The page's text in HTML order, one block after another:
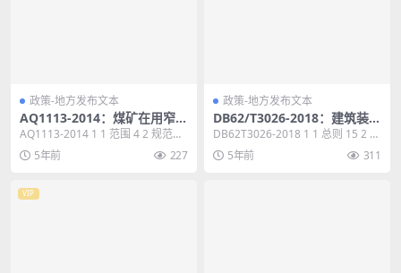
政策-地方发布文本
AQ1113-2014：煤矿在用窄轨
车辆连接插销检验规范
AQ1113-2014 1 1 范围 4 2 规范性
引用文件 4 3 术语和定义...
5年前 227
政策-地方发布文本
DB62/T3026-2018：建筑装饰
装修工程施工工艺规程
DB62T3026-2018 1 1 总则 15 2 术
语 16 3 基本规定 ...
5年前 311
VIP